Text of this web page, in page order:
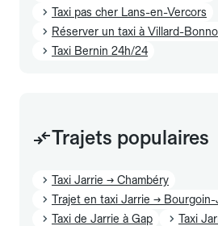
Taxi pas cher Lans-en-Vercors
Réserver un taxi à Villard-
Taxi Bernin 24h/24
Trajets populaires
Taxi Jarrie → Chambéry
Trajet en taxi Jarrie → Bourgoin-
Taxi de Jarrie à Gap
Taxi